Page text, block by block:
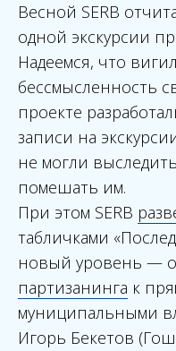
Весной SERB
одной экскурсии
Надеемся, что
бессмысленность
проекте
записи на
не могли
помешать им.
При этом SERB
табличками
новый уровень —
партизанинга к
муниципальными
Игорь Бекетов